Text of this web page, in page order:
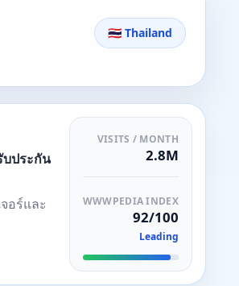
🇹🇭 Thailand
บประกัน
อร์และ
VISITS / MONTH
2.8M
WWWPEDIA INDEX
92/100
Leading